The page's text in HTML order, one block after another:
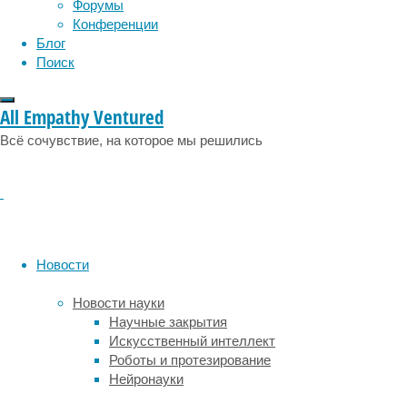
Форумы
Конференции
Блог
Поиск
All Empathy Ventured
Всё сочувствие, на которое мы решились
Новости
Новости науки
Научные закрытия
Искусственный интеллект
Роботы и протезирование
Нейронауки
Изучив
дней
и
ночей
закономерность:
которые
ночью
мало
спали,
компенсировали
сон социальные проблемы
физиология